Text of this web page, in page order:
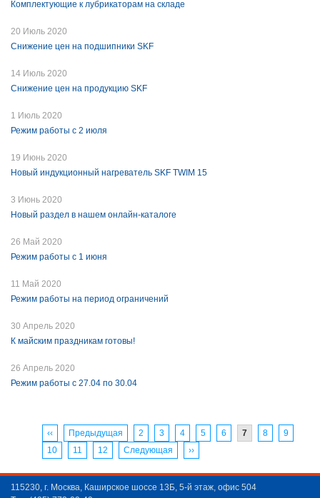
Комплектующие к лубрикаторам на складе
20 Июль 2020
Снижение цен на подшипники SKF
14 Июль 2020
Снижение цен на продукцию SKF
1 Июль 2020
Режим работы с 2 июля
19 Июнь 2020
Новый индукционный нагреватель SKF TWIM 15
3 Июнь 2020
Новый раздел в нашем онлайн-каталоге
26 Май 2020
Режим работы с 1 июня
11 Май 2020
Режим работы на период ограничений
30 Апрель 2020
К майским праздникам готовы!
26 Апрель 2020
Режим работы с 27.04 по 30.04
‹‹ Предыдущая 2 3 4 5 6 7 8
9
10
11 12 Следующая ››
115230, г. Москва, Каширское шоссе 13Б, 5-й этаж, офис 504